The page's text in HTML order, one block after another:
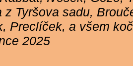
z Tyršova sadu,
Preclíček, a všem
2025